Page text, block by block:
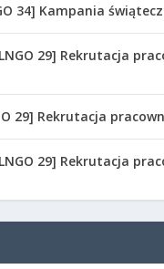
34] Kampania
29] Rekrutacja
29] Rekrutacja
29] Rekrutacja